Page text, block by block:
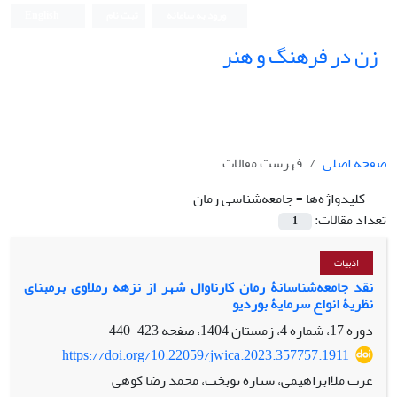
زن در فرهنگ و هنر
صفحه اصلی
فهرست مقالات
کلیدواژه‌ها =جامعه‌شناسی رمان
تعداد مقالات:
1
ادبیات
نقد جامعه‌شناسانۀ رمان کارناوال شهر از نزهه رملاوی برمبنای
نظریۀ انواع سرمایۀ بوردیو
دوره 17، شماره 4، زمستان 1404، صفحه
423-440
https://doi.org/10.22059/jwica.2023.357757.1911
عزت ملاابراهیمی، ستاره نوبخت، محمد رضا کوهی